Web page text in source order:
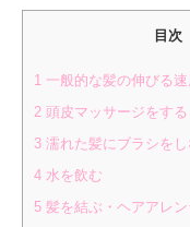
目次
1 一般的な髪の伸びる
2 頭皮マッサージをする
3 濡れた髪にブラシをし
4 水を飲む
5 髪を結ぶ・ヘアアレン